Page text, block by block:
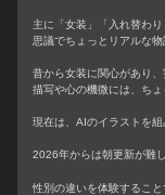
主に「女装」「入れ替わ
思議でちょっとリアルな物
昔から女装に関心があり
描写や心の機微には、ちょ
現在は、AIのイラストを
2026年からは朝更新が難
性別の違いを体験するこ